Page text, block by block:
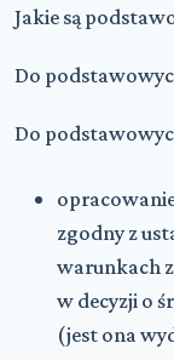
Jakie są
Do
Do
zgodny z
warunkach
w decyzji o
(jest ona